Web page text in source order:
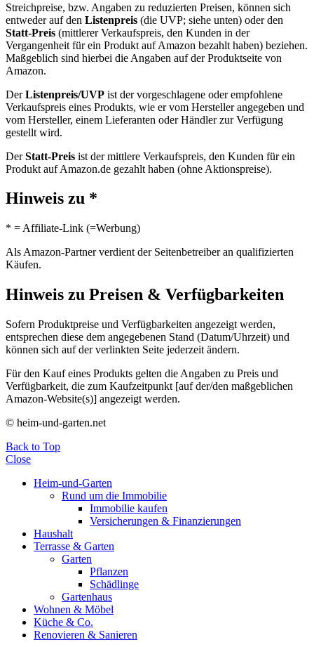
Streichpreise, bzw. Angaben zu reduzierten Preisen, können sich
entweder auf den Listenpreis (die UVP; siehe unten) oder den
Statt-Preis (mittlerer Verkaufspreis, den Kunden in der
Vergangenheit für ein Produkt auf Amazon bezahlt haben) beziehen.
Maßgeblich sind hierbei die Angaben auf der Produktseite von
Amazon.
DerListenpreis/UVP ist der vorgeschlagene oder empfohlene
Verkaufspreis eines Produkts, wie er vom Hersteller angegeben und
vom Hersteller, einem Lieferanten oder Händler zur Verfügung
gestellt wird.
DerStatt-Preis ist der mittlere Verkaufspreis, den Kunden für ein
Produkt auf Amazon.de gezahlt haben (ohne Aktionspreise).
Hinweis zu *
* = Affiliate-Link (=Werbung)
Als Amazon-Partner verdient der Seitenbetreiber an qualifizierten
Käufen.
Hinweis zu Preisen & Verfügbarkeiten
Sofern Produktpreise und Verfügbarkeiten angezeigt werden,
entsprechen diese dem angegebenen Stand (Datum/Uhrzeit) und
können sich auf der verlinkten Seite jederzeit ändern.
Für den Kauf eines Produkts gelten die Angaben zu Preis und
Verfügbarkeit, die zum Kaufzeitpunkt [auf der/den maßgeblichen
Amazon-Website(s)] angezeigt werden.
© heim-und-garten.net
Back to Top
Close
Heim-und-Garten
Rund um die Immobilie
Immobilie kaufen
Versicherungen & Finanzierungen
Haushalt
Terrasse & Garten
Garten
Pflanzen
Schädlinge
Gartenhaus
Wohnen & Möbel
Küche & Co.
Renovieren & Sanieren